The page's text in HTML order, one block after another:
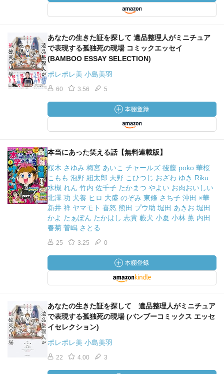
あなたの生きた証を探して 遺品整理人がミニチュア
で表現する孤独死の現場 コミックエッセイ
(BAMBOO ESSAY SELECTION)
ポレポレ美 小島美羽
60 3.56 5
本当にあった笑える話【無料連載版】
桜木 さゆみ 梅宮 あいこ チャールズ 後藤 poko 華桜
こもも 泡野 紐太郎 天野 こひつじ おざわ ゆき Riku
水槻 れん 竹内 佐千子 たかまつ やよい お肉おいしい
北澤 功 犬養 ヒロ 大盛 のぞみ 東條 さち子 沖田 ×華
新井 祥 ヤマモト 喜怒 熊田 プウ助 堀田 あきお 堀田
かよ たぁぽん たかはし 志貴 藪犬 小夏 小林 薫 内田
春菊 菅嶋 さとる
25 3.25 0
あなたの生きた証を探して 遺品整理人がミニチュア
で表現する孤独死の現場 (バンブーコミックス エッセ
イセレクション)
ポレポレ美 小島美羽
22 4.00 3